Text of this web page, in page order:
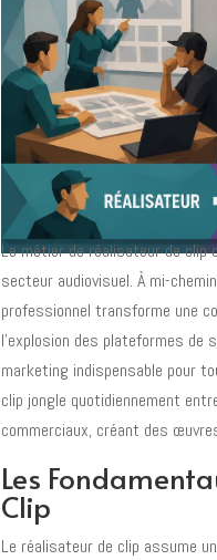
Le métier de réalisateur de
secteur audiovisuel. À mi-
professionnel transforme une
l'explosion des plateformes de
marketing indispensable pour
clip jongle quotidiennement
commerciaux, créant des
Les
Clip
Le réalisateur de clip assume